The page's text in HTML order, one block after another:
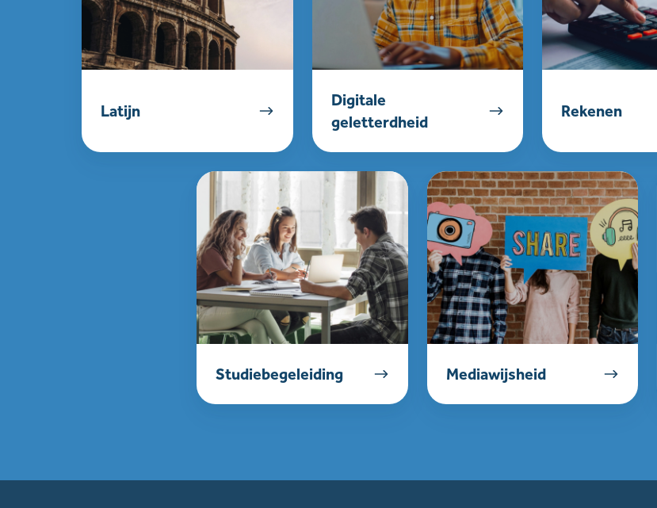
Latijn
Digitale
geletterdheid
Rekenen
Studiebegeleiding
Studiebegeleiding
Mediawijsheid
Mediawijsheid